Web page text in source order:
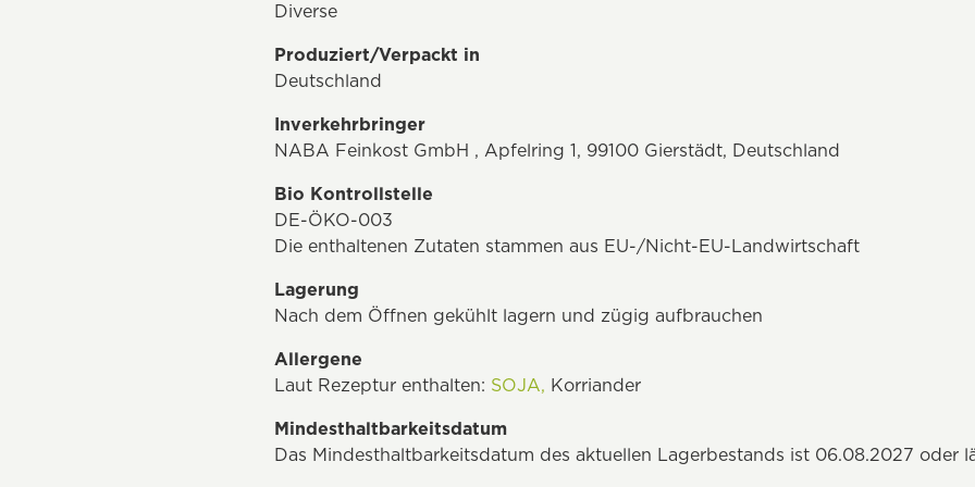
Diverse
Produziert/Verpackt in
Deutschland
Inverkehrbringer
NABA Feinkost GmbH , Apfelring 1, 99100 Gierstädt, Deutschland
Bio Kontrollstelle
DE-ÖKO-003
Die enthaltenen Zutaten stammen aus EU-/Nicht-EU-Landwirtschaft
Lagerung
Nach dem Öffnen gekühlt lagern und zügig aufbrauchen
Allergene
Laut Rezeptur enthalten: SOJA, Korriander
Mindesthaltbarkeitsdatum
Das Mindesthaltbarkeitsdatum des aktuellen Lagerbestands ist 06.08.2027 oder